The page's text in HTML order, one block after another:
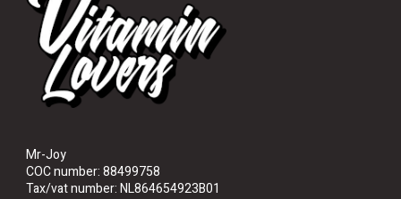
Mr-Joy
COC number: 88499758
Tax/vat number: NL864654923B01